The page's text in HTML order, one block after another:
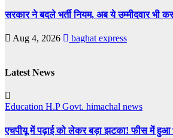
सरकार ने बदले भर्ती नियम, अब ये उम्मीदवार
Aug 4, 2026 baghat express
Latest News
Education H.P Govt. himachal news
एचपीयू में पढ़ाई को लेकर बड़ा झटका! फीस में हुआ